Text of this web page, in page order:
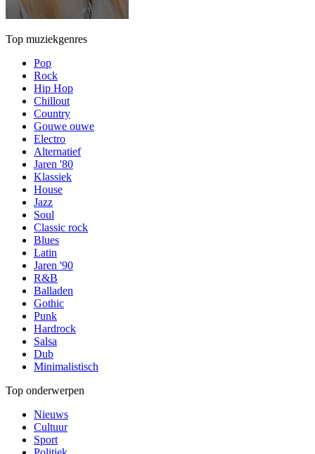
Top muziekgenres
Pop
Rock
Hip Hop
Chillout
Country
Gouwe ouwe
Electro
Alternatief
Jaren '80
Klassiek
House
Jazz
Soul
Classic rock
Blues
Latin
Jaren '90
R&B
Balladen
Gothic
Punk
Hardrock
Salsa
Dub
Minimalistisch
Top onderwerpen
Nieuws
Cultuur
Sport